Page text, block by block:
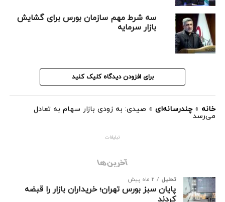
سه شرط مهم سازمان بورس برای گشایش
بازار سرمایه
برای افزودن دیدگاه کلیک کنید
خانه » چندرسانه‌ای » صیدی: به زودی بازار سهام به تعادل
می‌رسد
تبلیغات
آخرین‌ها
تحلیل 2 ماه پیش
پایان سبز بورس تهران؛ خریداران بازار را قبضه
کردند